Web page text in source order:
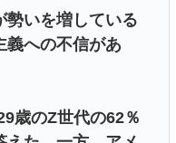
いを増している
義への不信があ
歳のZ世代の62％